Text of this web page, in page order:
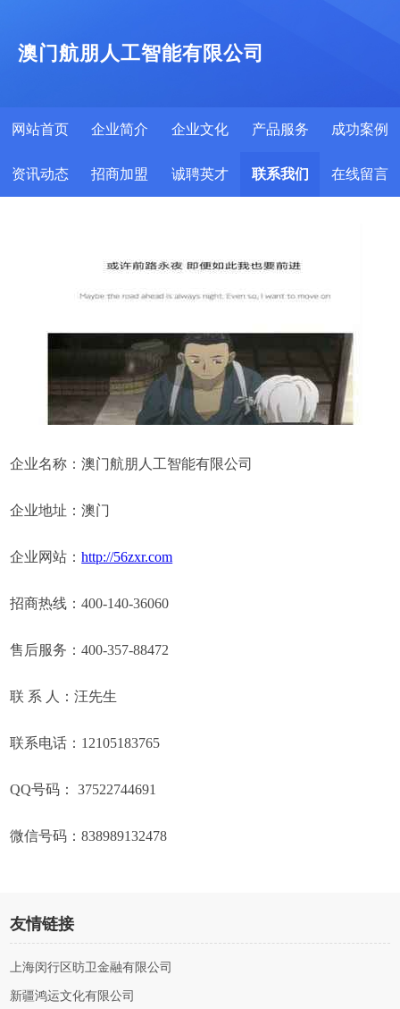
澳门航朋人工智能有限公司
网站首页 企业简介 企业文化 产品服务 成功案例
资讯动态 招商加盟 诚聘英才 联系我们 在线留言
企业名称：澳门航朋人工智能有限公司
企业地址：澳门
企业网站：http://56zxr.com
招商热线：400-140-36060
售后服务：400-357-88472
联 系 人：汪先生
联系电话：12105183765
QQ号码： 37522744691
微信号码：838989132478
友情链接
上海闵行区昉卫金融有限公司
新疆鸿运文化有限公司